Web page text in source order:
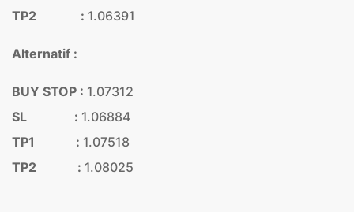
TP2 : 1.06391
Alternatif :
BUY STOP : 1.07312
SL : 1.06884
TP1 : 1.07518
TP2 : 1.08025